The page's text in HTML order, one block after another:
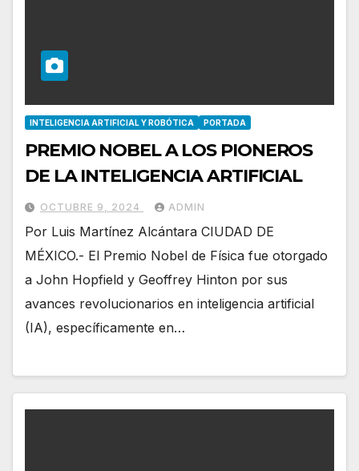
INTELIGENCIA ARTIFICIAL Y ROBÓTICA PORTADA
PREMIO NOBEL A LOS PIONEROS
DE LA INTELIGENCIA ARTIFICIAL
OCTUBRE 9, 2024 ADMIN
Por Luis Martínez Alcántara CIUDAD DE
MÉXICO.- El Premio Nobel de Física fue otorgado
a John Hopfield y Geoffrey Hinton por sus
avances revolucionarios en inteligencia artificial
(IA), específicamente en…